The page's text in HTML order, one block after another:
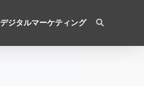
デジタルマーケティング